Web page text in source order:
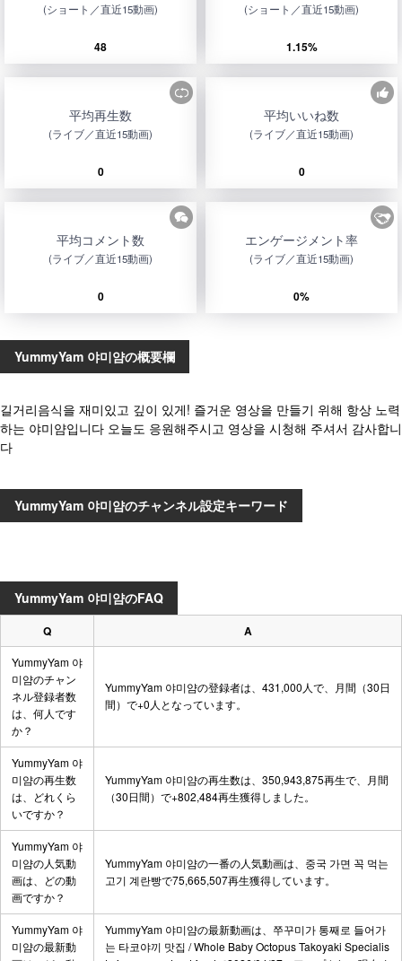
(ショート／直近15動画)
48
(ショート／直近15動画)
1.15%
平均再生数
(ライブ／直近15動画)
0
平均いいね数
(ライブ／直近15動画)
0
平均コメント数
(ライブ／直近15動画)
0
エンゲージメント率
(ライブ／直近15動画)
0%
YummyYam 야미얌の概要欄
길거리음식을 재미있고 깊이 있게! 즐거운 영상을 만들기 위해 항상 노력
하는 야미얌입니다 오늘도 응원해주시고 영상을 시청해 주셔서 감사합니
다
YummyYam 야미얌のチャンネル設定キーワード
YummyYam 야미얌のFAQ
Q A
YummyYam 야
미얌のチャン
ネル登録者数
は、何人です
か？
YummyYam 야미얌の登録者は、431,000人で、月間（30日
間）で+0人となっています。
YummyYam 야
미얌の再生数
は、どれくら
いですか？
YummyYam 야미얌の再生数は、350,943,875再生で、月間
（30日間）で+802,484再生獲得しました。
YummyYam 야
미얌の人気動
画は、どの動
画ですか？
YummyYam 야미얌の一番の人気動画は、 중국 가면 꼭 먹는
고기 계란빵で75,665,507再生獲得しています。
YummyYam 야
미얌の最新動
YummyYam 야미얌の最新動画は、 쭈꾸미가 통째로 들어가
는 타코야끼 맛집 / Whole Baby Octopus Takoyaki Specialis